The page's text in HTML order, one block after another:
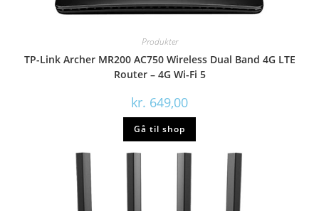
Produkter
TP-Link Archer MR200 AC750 Wireless Dual Band 4G LTE
Router – 4G Wi-Fi 5
kr. 649,00
Gå til shop